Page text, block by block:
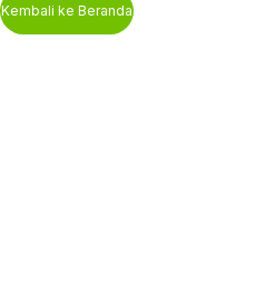
Kembali ke Beranda